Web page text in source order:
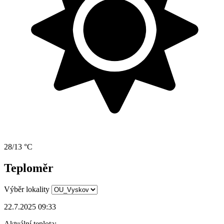
28/13 °C
Teploměr
Výběr lokality
22.7.2025 09:33